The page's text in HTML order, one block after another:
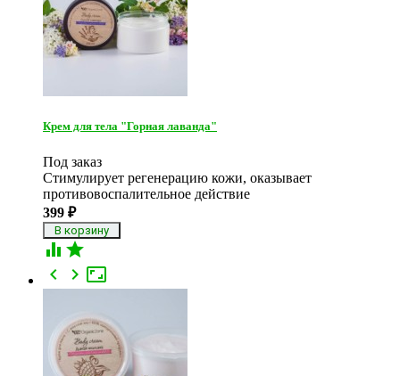
Крем для тела "Горная лаванда"
Под заказ
Стимулирует регенерацию кожи, оказывает
противовоспалительное действие
399 ₽
 

 